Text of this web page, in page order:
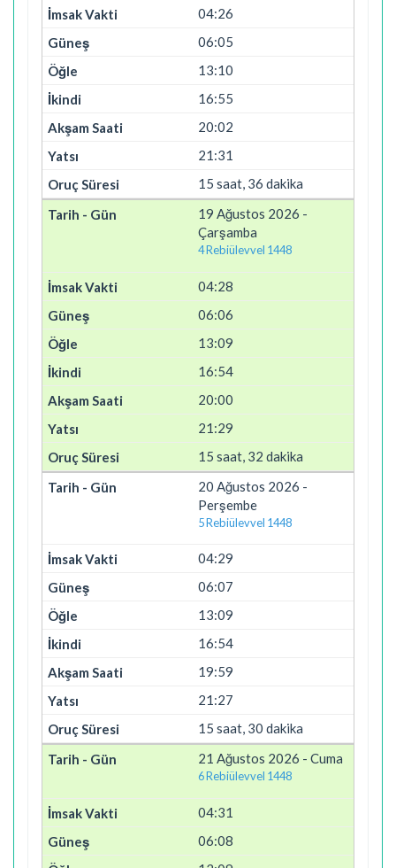
04:26
06:05
13:10
16:55
20:02
21:31
15 saat, 36 dakika
19 Ağustos 2026 -
Çarşamba
4 Rebiülevvel 1448
04:28
06:06
13:09
16:54
20:00
21:29
15 saat, 32 dakika
20 Ağustos 2026 -
Perşembe
5 Rebiülevvel 1448
04:29
06:07
13:09
16:54
19:59
21:27
15 saat, 30 dakika
21 Ağustos 2026 - Cuma
6 Rebiülevvel 1448
04:31
06:08